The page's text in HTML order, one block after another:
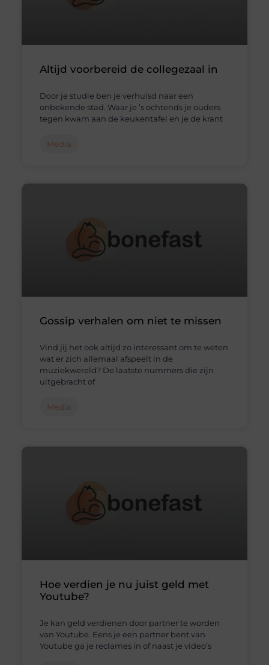
Altijd voorbereid de collegezaal in
Door je studie ben je verhuisd naar een
onbekende stad. Waar je ’s ochtends je ouders
tegen kwam aan de keukentafel en je de krant
Media
Gossip verhalen om niet te missen
Vind jij het ook altijd zo interessant om te weten
wat er zich allemaal afspeelt in de
muziekwereld? De laatste nummers die zijn
uitgebracht of
Media
Hoe verdien je nu juist geld met
Youtube?
Je kan geld verdienen door partner te worden
van Youtube. Eens je een partner bent van
Youtube ga je reclames in of naast je video’s